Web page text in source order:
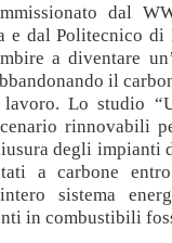
dal
e dal Politecnico
a diventare
il
Lo studio
rinnovabili
degli impianti
a carbone
sistema
in combustibili